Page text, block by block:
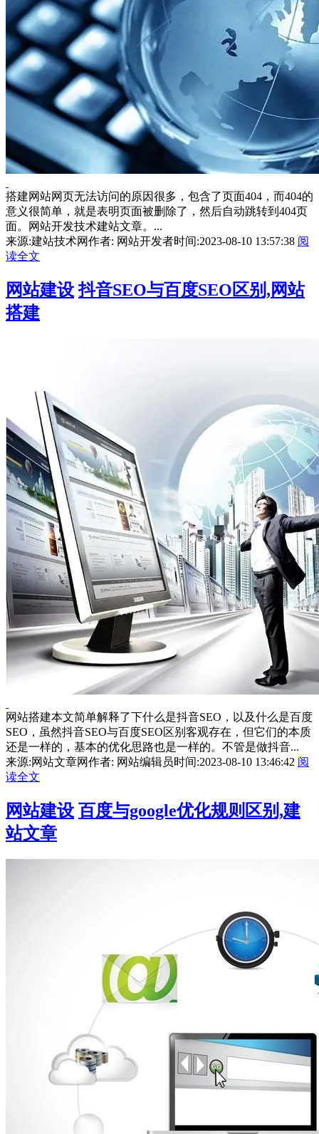
搭建网站网页无法访问的原因很多，包含了页面404，而404的
意义很简单，就是表明页面被删除了，然后自动跳转到404页
面。​网站开发技术建站文章。...
来源:建站技术网作者: 网站开发者时间:2023-08-10 13:57:38 阅
读全文
网站建设 抖音SEO与百度SEO区别,网站
搭建
网站搭建本文简单解释了下什么是抖音SEO，以及什么是百度
SEO，虽然抖音SEO与百度SEO区别客观存在，但它们的本质
还是一样的，基本的优化思路也是一样的。不管是做抖音...
来源:网站文章网作者: 网站编辑员时间:2023-08-10 13:46:42 阅
读全文
网站建设 百度与google优化规则区别,建
站文章